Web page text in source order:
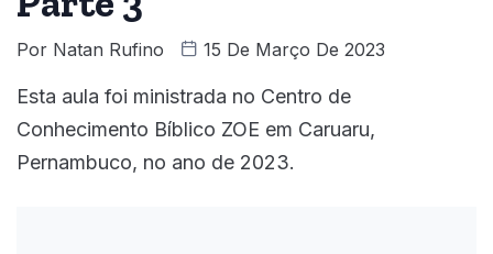
Por Natan Rufino 15 De Março De 2023
Esta aula foi ministrada no Centro de
Conhecimento Bíblico ZOE em Caruaru,
Pernambuco, no ano de 2023.